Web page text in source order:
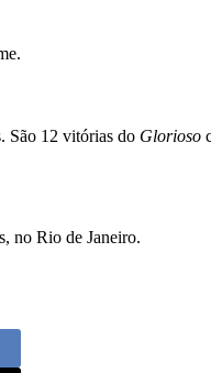
São 12 vitórias do Glorioso
no Rio de Janeiro.